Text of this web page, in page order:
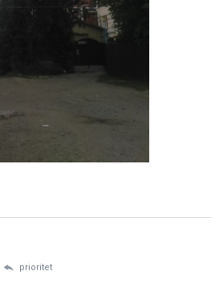
prioritet